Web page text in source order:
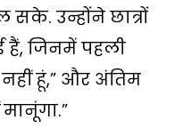
उन्होंने छात्रों
हैं, जिनमें पहली
हूं,” और अंतिम